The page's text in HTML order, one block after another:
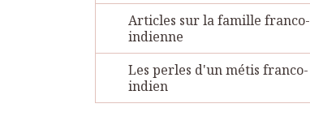
Articles sur la famille franco-
indienne
Les perles d'un métis franco-
indien